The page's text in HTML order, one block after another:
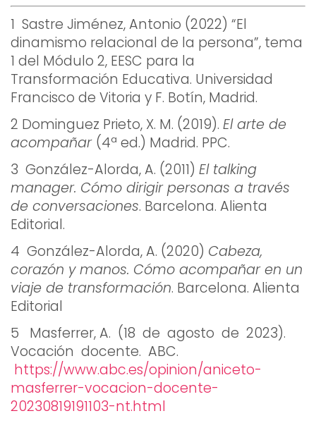
1 Sastre Jiménez, Antonio (2022) “El
dinamismo relacional de la persona”, tema
1 del Módulo 2, EESC para la
Transformación Educativa. Universidad
Francisco de Vitoria y F. Botín, Madrid.
2 Dominguez Prieto, X. M. (2019). El arte de
acompañar (4ª ed.) Madrid. PPC.
3 González-Alorda, A. (2011) El talking
manager. Cómo dirigir personas a través
de conversaciones. Barcelona. Alienta
Editorial.
4 González-Alorda, A. (2020) Cabeza,
corazón y manos. Cómo acompañar en un
viaje de transformación. Barcelona. Alienta
Editorial
5 Masferrer, A. (18 de agosto de 2023).
Vocación docente. ABC.
https://www.abc.es/opinion/aniceto-
masferrer-vocacion-docente-
20230819191103-nt.html